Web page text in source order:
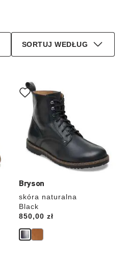
SORTUJ WEDŁUG
Bryson
skóra naturalna
Black
Price:
850,00 zł
Wybranie
koloru
spowoduje
zmianę
zdjęcia
produktu